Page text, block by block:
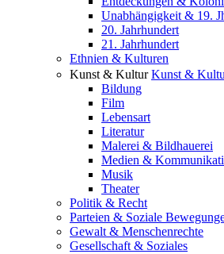
Unabhängigkeit & 19.
20. Jahrhundert
21. Jahrhundert
Ethnien & Kulturen
Kunst & Kultur Kunst &
Bildung
Film
Lebensart
Literatur
Malerei & Bildhauerei
Medien &
Musik
Theater
Politik & Recht
Parteien & Soziale
Gewalt & Menschenrechte
Gesellschaft & Soziales